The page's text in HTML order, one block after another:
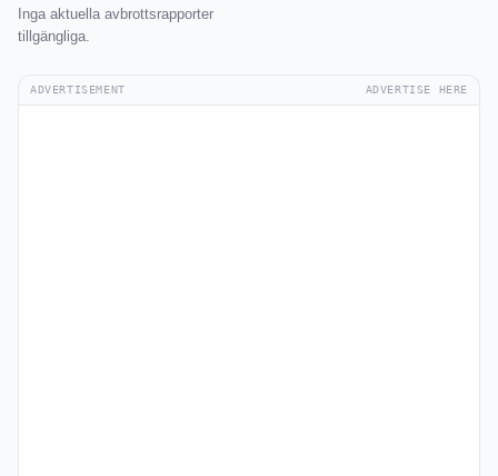
Inga aktuella avbrottsrapporter
tillgängliga.
ADVERTISEMENT ADVERTISE HERE